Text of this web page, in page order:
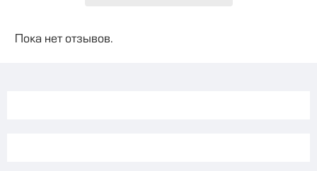
Пока нет отзывов.